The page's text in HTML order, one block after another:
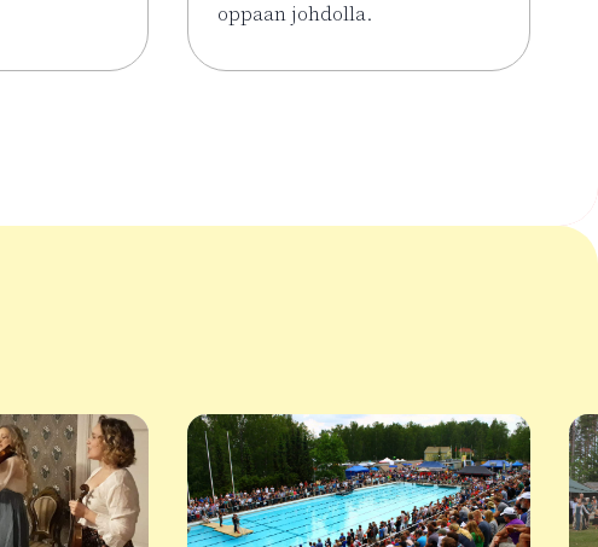
Opastetut Kehräämökierrokset
oppaan johdolla.
Lue lisää tapahtumasta Opastetut